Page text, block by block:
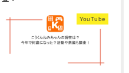
YouTube